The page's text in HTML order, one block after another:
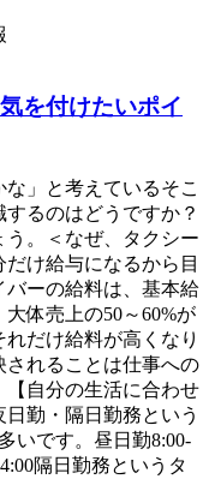
を付けたいポイ
な」と考えているそこ
るのはどうですか？
。＜なぜ、タクシー
け給与になるから目
ーの給料は、基本給
体売上の50～60%が
だけ給料が高くなり
されることは仕事への
自分の生活に合わせ
勤・隔日勤務という
いです。昼日勤8:00-
隔日勤務というタ